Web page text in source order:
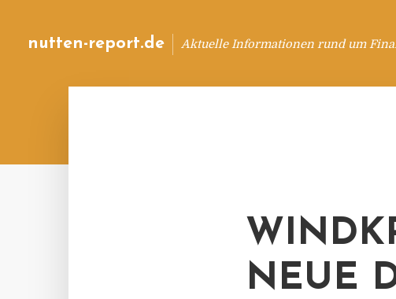
nutten-report.de Aktuelle Informationen rund um
NEUE